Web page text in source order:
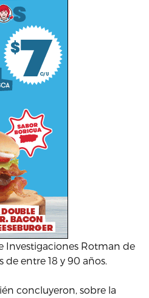
Investigaciones Rotman de
entre 18 y 90 años.
concluyeron, sobre la